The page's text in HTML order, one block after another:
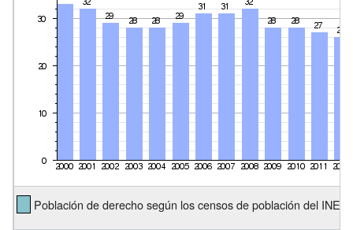
Población de derecho según los censos de población del INE.